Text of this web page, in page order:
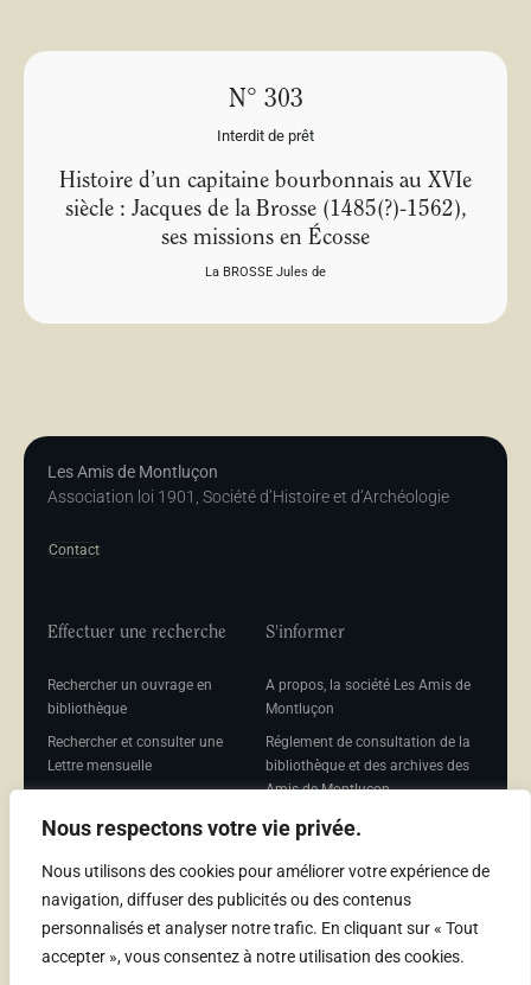
Nous respectons votre vie privée.
Nous utilisons des cookies pour améliorer votre expérience de
navigation, diffuser des publicités ou des contenus
personnalisés et analyser notre trafic. En cliquant sur « Tout
accepter », vous consentez à notre utilisation des cookies.
N° 303
Interdit de prêt
Histoire d’un capitaine bourbonnais au XVIe
siècle : Jacques de la Brosse (1485(?)-1562),
ses missions en Écosse
La BROSSE Jules de
Les Amis de Montluçon
Association loi 1901, Société d’Histoire et d’Archéologie
Contact
Effectuer une recherche
Rechercher un ouvrage en
bibliothèque
Rechercher et consulter une
Lettre mensuelle
mensuelle
S'informer
A propos, la société Les Amis de
Montluçon
Réglement de consultation de la
bibliothèque et des archives des
Amis de Montluçon
Mentions légales
Adhérer